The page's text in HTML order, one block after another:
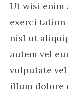
Ut wisi enim
exerci
nisl ut
autem vel
vulputate
illum dolore